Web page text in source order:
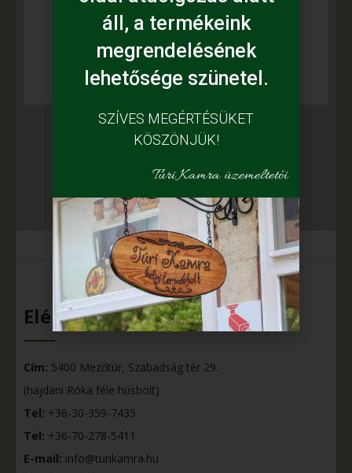
Cseh Magi
(MAGI Népművészeti Termékeket
Előállító Kereskedelmi B.T)
Elérhetőségeink
Cím: 5400 Mezőtúr, Szabadság tér 29.
(hajdani Róka féle húsbolt)
Tel: +36-30-359-7435
Tel: +36-70-278-5411
E-mail: info@turikamra.hu
áll, a termékeink
megrendelésének
lehetősége szünetel.
SZÍVES MEGÉRTÉSÜKET
KÖSZÖNJÜK!
Túri Kamra üzemeltetői